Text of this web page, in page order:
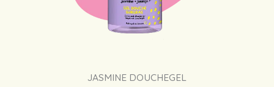
JASMINE DOUCHEGEL